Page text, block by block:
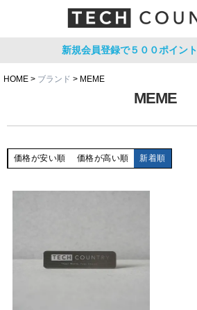
新規会員登録で５００ポイント
HOME ブランド MEME
MEME
価格が安い順 価格が高い順 新着順